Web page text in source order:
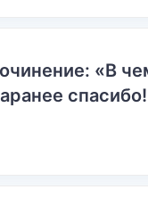
«В
спасибо!